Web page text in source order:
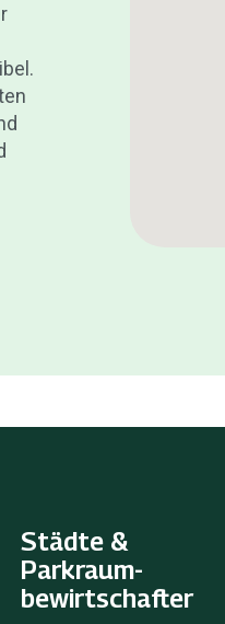
Städte &
Parkraum­
bewirtschafter